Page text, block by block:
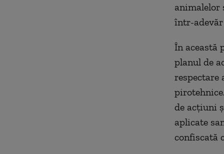
animalelor
într-
În această
planul de
respectare
de acțiuni
aplicate
confiscată